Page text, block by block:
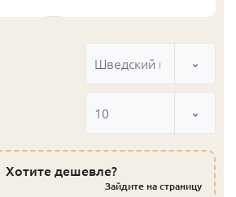
Шведский красный
10
Хотите дешевле?
Зайдите на страницу